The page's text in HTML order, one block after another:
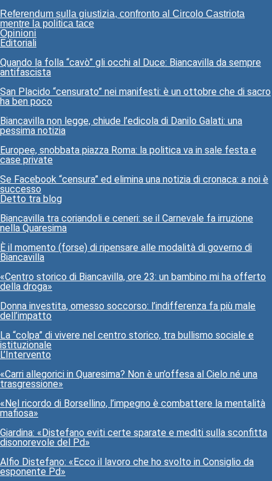
Referendum sulla giustizia, confronto al Circolo Castriota
mentre la politica tace
Opinioni
Editoriali
Quando la folla “cavò” gli occhi al Duce: Biancavilla da sempre
antifascista
San Placido “censurato” nei manifesti: è un ottobre che di sacro
ha ben poco
Biancavilla non legge, chiude l’edicola di Danilo Galati: una
pessima notizia
Europee, snobbata piazza Roma: la politica va in sale festa e
case private
Se Facebook “censura” ed elimina una notizia di cronaca: a noi è
successo
Detto tra blog
Biancavilla tra coriandoli e ceneri: se il Carnevale fa irruzione
nella Quaresima
È il momento (forse) di ripensare alle modalità di governo di
Biancavilla
«Centro storico di Biancavilla, ore 23: un bambino mi ha offerto
della droga»
Donna investita, omesso soccorso: l’indifferenza fa più male
dell’impatto
La “colpa” di vivere nel centro storico, tra bullismo sociale e
istituzionale
L’Intervento
«Carri allegorici in Quaresima? Non è un’offesa al Cielo né una
trasgressione»
«Nel ricordo di Borsellino, l’impegno è combattere la mentalità
mafiosa»
Giardina: «Distefano eviti certe sparate e mediti sulla sconfitta
disonorevole del Pd»
Alfio Distefano: «Ecco il lavoro che ho svolto in Consiglio da
esponente Pd»